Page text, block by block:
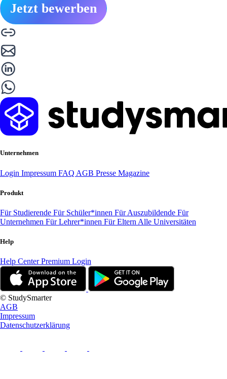
Jetzt bewerben
Unternehmen
Login Impressum FAQ AGB Presse Magazine
Produkt
Für Studierende Für Schüler*innen Für Auszubildende Für
Unternehmen Für Lehrer*innen Für Eltern Alle Universitäten
Help
Help CenterPremium Login
© StudySmarter
AGB
Impressum
Datenschutzerklärung